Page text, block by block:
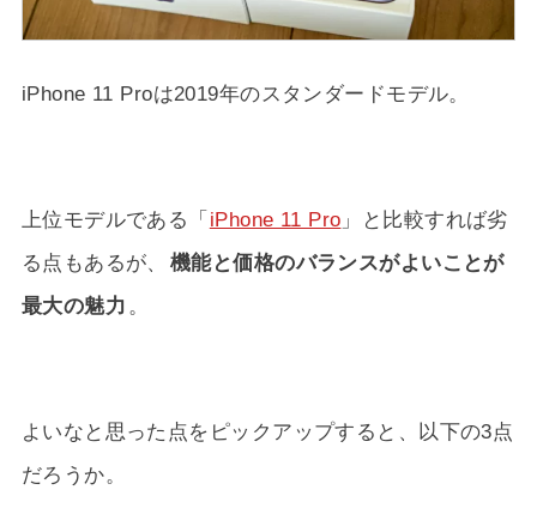
iPhone 11 Proは2019年のスタンダードモデル。
上位モデルである「iPhone 11 Pro 」と比較すれば劣
る点もあるが、
機能と価格のバランスがよいことが
最大の魅力 。
よいなと思った点をピックアップすると、以下の3点
だろうか。